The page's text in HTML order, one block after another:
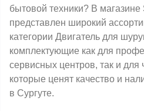
бытовой техники? В
представлен широкий
категории Двигатель для
комплектующие как для
сервисных центров, так и для
которые ценят качество и
в Сургуте.